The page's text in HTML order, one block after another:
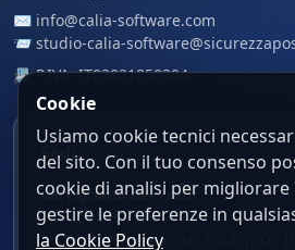
✉️ info@calia-software.com
📨 studio-calia-
📇 P.IVA: IT03021850304
Sedi
Cervignano del Friuli
Via Aquileia, 26/1
33052 Cervignano del Friuli (UD),
Cookie
Usiamo cookie tecnici
del sito. Con il tuo consenso
cookie di analisi per migliorare
gestire le preferenze in
la Cookie Policy